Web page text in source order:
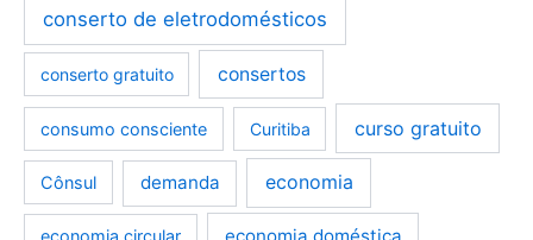
conserto de eletrodomésticos
conserto gratuito consertos
consumo consciente Curitiba curso gratuito
Cônsul demanda economia
economia circular